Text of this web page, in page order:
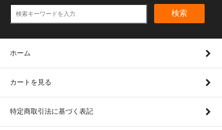
検索
ホーム
カートを見る
特定商取引法に基づく表記